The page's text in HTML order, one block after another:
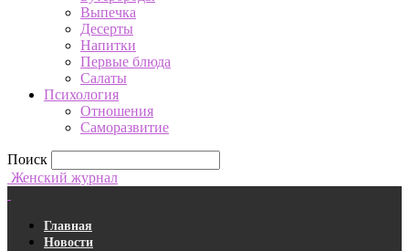
Выпечка
Десерты
Напитки
Первые блюда
Салаты
Психология
Отношения
Саморазвитие
Поиск
Женский журнал
Главная
Новости